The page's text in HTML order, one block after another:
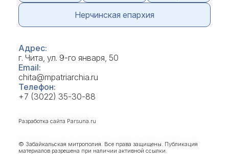
Нерчинская епархия
Адрес:
г. Чита, ул. 9-го января, 50
Email:
chita@mpatriarchia.ru
Телефон:
+7 (3022) 35-30-88
Разработка сайта Parsuna.ru
© Забайкальская митрополия. Все права защищены. Публикация
материалов разрешена при наличии активной ссылки.